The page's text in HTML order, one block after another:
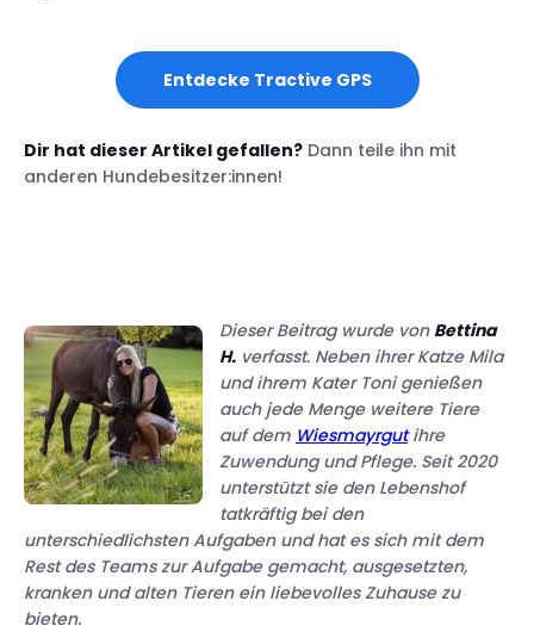
Entdecke Tractive GPS
Dir hat dieser Artikel gefallen? Dann teile ihn mit
anderen Hundebesitzer:innen!
Dieser Beitrag wurde von Bettina
H. verfasst. Neben ihrer Katze Mila
und ihrem Kater Toni genießen
auch jede Menge weitere Tiere
auf dem Wiesmayrgutihre
Zuwendung und Pflege. Seit 2020
unterstützt sie den Lebenshof
tatkräftig bei den
unterschiedlichsten Aufgaben und hat es sich mit dem
Rest des Teamszur Aufgabe gemacht, ausgesetzten,
kranken und alten Tieren ein liebevolles Zuhause zu
bieten.